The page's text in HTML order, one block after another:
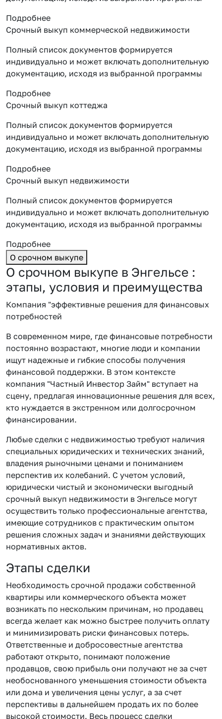
Подробнее
Срочный выкуп коммерческой недвижимости
Полный список документов формируется
индивидуально и может включать дополнительную
документацию, исходя из выбранной программы
Подробнее
Срочный выкуп коттеджа
Полный список документов формируется
индивидуально и может включать дополнительную
документацию, исходя из выбранной программы
Подробнее
Срочный выкуп недвижимости
Полный список документов формируется
индивидуально и может включать дополнительную
документацию, исходя из выбранной программы
Подробнее
О срочном выкупе
О срочном выкупе в Энгельсе :
этапы, условия и преимущества
Компания "эффективные решения для финансовых
потребностей
В современном мире, где финансовые потребности
постоянно возрастают, многие люди и компании
ищут надежные и гибкие способы получения
финансовой поддержки. В этом контексте
компания "Частный Инвестор Займ" вступает на
сцену, предлагая инновационные решения для всех,
кто нуждается в экстренном или долгосрочном
финансировании.
Любые сделки с недвижимостью требуют наличия
специальных юридических и технических знаний,
владения рыночными ценами и пониманием
перспектив их колебаний. С учетом условий,
юридически чистый и экономически выгодный
срочный выкуп недвижимости в Энгельсе могут
осуществить только профессиональные агентства,
имеющие сотрудников с практическим опытом
решения сложных задач и знаниями действующих
нормативных актов.
Этапы сделки
Необходимость срочной продажи собственной
квартиры или коммерческого объекта может
возникать по нескольким причинам, но продавец
всегда желает как можно быстрее получить оплату
и минимизировать риски финансовых потерь.
Ответственные и добросовестные агентства
работают открыто, понимают положение
продавцов, свою прибыль они получают не за счет
необоснованного уменьшения стоимости объекта
или дома и увеличения цены услуг, а за счет
перспективы в дальнейшем продать их по более
высокой стоимости. Весь процесс сделки